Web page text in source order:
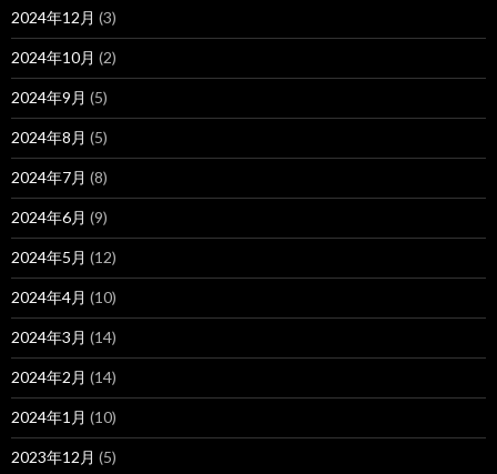
2024年12月 (3)
2024年10月 (2)
2024年9月 (5)
2024年8月 (5)
2024年7月 (8)
2024年6月 (9)
2024年5月 (12)
2024年4月 (10)
2024年3月 (14)
2024年2月 (14)
2024年1月 (10)
2023年12月 (5)